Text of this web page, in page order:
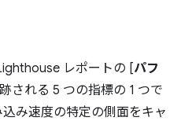
レポートの [パフ
される 5 つの指標の 1 つで
み速度の特定の側面をキャ